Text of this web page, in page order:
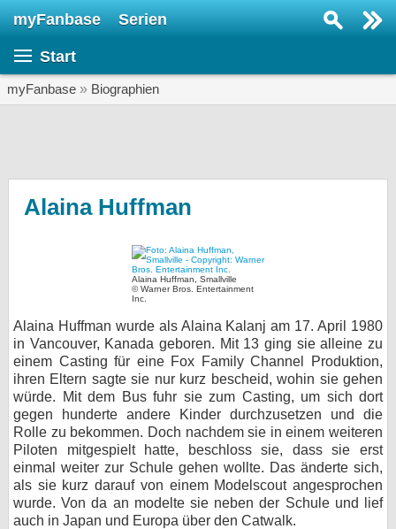
myFanbase Serien
Start
myFanbase » Biographien
Alaina Huffman
Alaina Huffman, Smallville
© Warner Bros. Entertainment
Inc.
Alaina Huffman wurde als Alaina Kalanj am 17. April 1980
in Vancouver, Kanada geboren. Mit 13 ging sie alleine zu
einem Casting für eine Fox Family Channel Produktion,
ihren Eltern sagte sie nur kurz bescheid, wohin sie gehen
würde. Mit dem Bus fuhr sie zum Casting, um sich dort
gegen hunderte andere Kinder durchzusetzen und die
Rolle zu bekommen. Doch nachdem sie in einem weiteren
Piloten mitgespielt hatte, beschloss sie, dass sie erst
einmal weiter zur Schule gehen wollte. Das änderte sich,
als sie kurz darauf von einem Modelscout angesprochen
wurde. Von da an modelte sie neben der Schule und lief
auch in Japan und Europa über den Catwalk.
KULTUR
Specials
Gewinnspiele
Forum
bei X
bei Facebook
Kontakt